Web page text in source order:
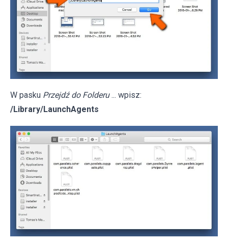
W pasku Przejdź do Folderu ... wpisz:
/Library/LaunchAgents